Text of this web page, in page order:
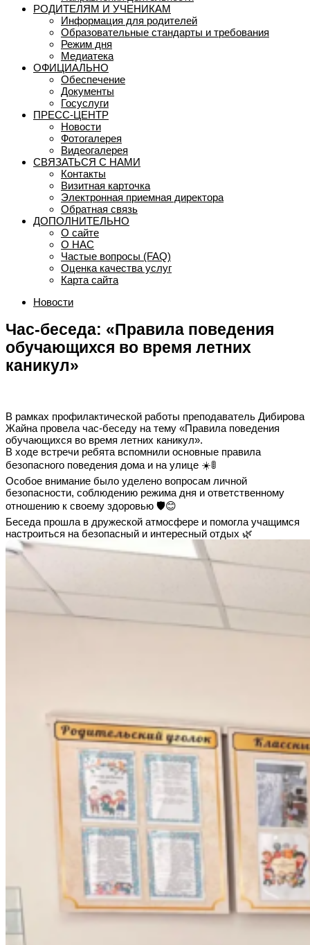
РОДИТЕЛЯМ И УЧЕНИКАМ
Информация для родителей
Образовательные стандарты и требования
Режим дня
Медиатека
ОФИЦИАЛЬНО
Обеспечение
Документы
Госуслуги
ПРЕСС-ЦЕНТР
Новости
Фотогалерея
Видеогалерея
СВЯЗАТЬСЯ С НАМИ
Контакты
Визитная карточка
Электронная приемная директора
Обратная связь
ДОПОЛНИТЕЛЬНО
О сайте
О НАС
Частые вопросы (FAQ)
Оценка качества услуг
Карта сайта
Новости
Час-беседа: «Правила поведения
обучающихся во время летних
каникул»
В рамках профилактической работы преподаватель Дибирова
Жайна провела час-беседу на тему «Правила поведения
обучающихся во время летних каникул».
В ходе встречи ребята вспомнили основные правила
безопасного поведения дома и на улице ☀️🚦
Особое внимание было уделено вопросам личной
безопасности, соблюдению режима дня и ответственному
отношению к своему здоровью 🛡️😊
Беседа прошла в дружеской атмосфере и помогла учащимся
настроиться на безопасный и интересный отдых 🌿